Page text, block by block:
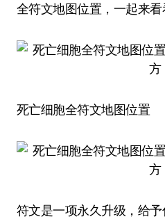
全符文地图位置，一起来看
死亡细胞全符文地图位置
符文是一项永久升级，给